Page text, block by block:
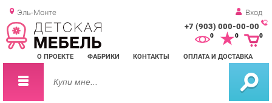
Эль-Монте Вход
+7 (903) 000-00-00
О ПРОЕКТЕ ФАБРИКИ КОНТАКТЫ ОПЛАТА И ДОСТАВКА
0 0